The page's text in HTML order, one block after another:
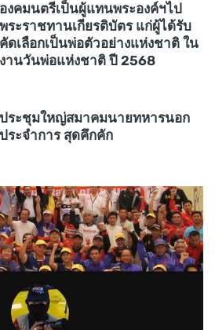
องคมนตรีเป็นผู้แทนพระองค์ฯไป
พระราชทานเกียรติบัตร แก่ผู้ได้รับ
คัดเลือกเป็นพ่อตัวอย่างแห่งชาติ ใน
งานวันพ่อแห่งชาติ ปี 2568
ประชุมใหญ่สมาคมนายทหารนอก
ประจำการ สุดคึกคัก